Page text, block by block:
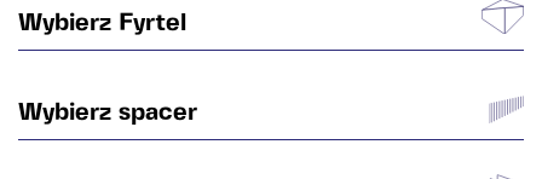
Wybierz Fyrtel
Gnieźnieńska
Wybierz spacer